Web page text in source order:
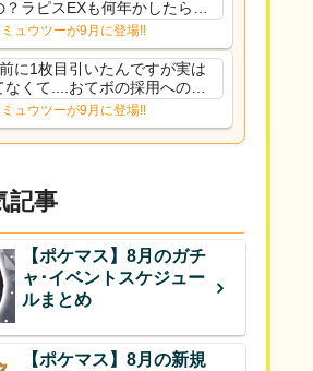
？ラピスEXも何年かしたら来
から厳選したい育てたいっ
どうにもならないのがこのゲ
ミュウツーが9月に登場!!
に1枚目引いたんですが実は
なくて....おてボの採用への影
ります。ありがとうござい
はだいぶ強めのABBレントラ
方が不安なんで1枚目にしよう
ミュウツーが9月に登場!!
記事
【ポケマス】8月のガチ
ャ･イベントスケジュー
ルまとめ
【ポケマス】8月の新規